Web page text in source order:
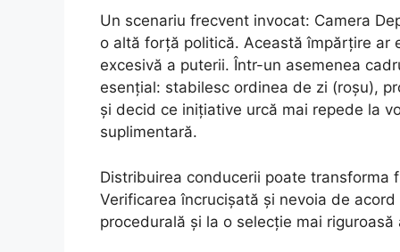
Un scenariu frecvent invocat: Camera
o altă forță politică. Această împărțire ar
excesivă a puterii. Într-un asemenea
esențial: stabilesc ordinea de zi (roșu),
și decid ce inițiative urcă mai repede la
suplimentară.
Distribuirea conducerii poate transforma
Verificarea încrucișată și nevoia de
procedurală și la o selecție mai riguroasă